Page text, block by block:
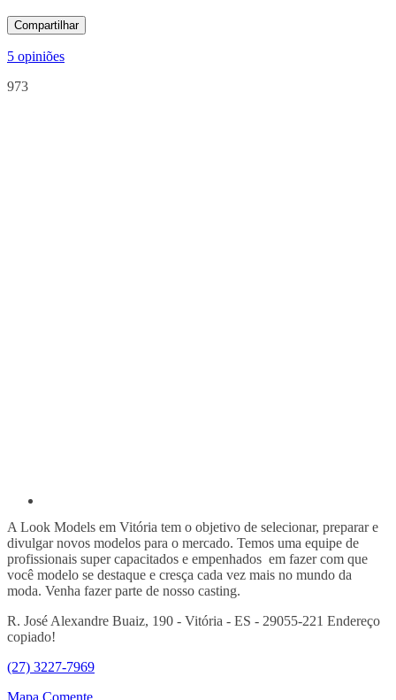
Compartilhar
5 opiniões
973
A Look Models em Vitória tem o objetivo de selecionar, preparar e
divulgar novos modelos para o mercado. Temos uma equipe de
profissionais super capacitados e empenhados em fazer com que
você modelo se destaque e cresça cada vez mais no mundo da
moda. Venha fazer parte de nosso casting.
R. José Alexandre Buaiz, 190 - Vitória - ES - 29055-221 Endereço
copiado!
(27) 3227-7969
Mapa Comente